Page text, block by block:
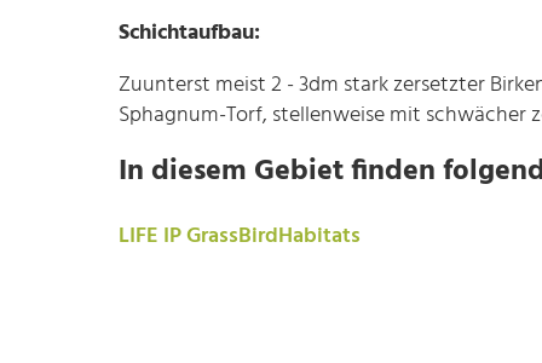
Schichtaufbau:
Zuunterst meist 2 - 3dm stark zersetzter
Sphagnum-Torf, stellenweise mit
In diesem Gebiet finden
LIFE IP GrassBirdHabitats